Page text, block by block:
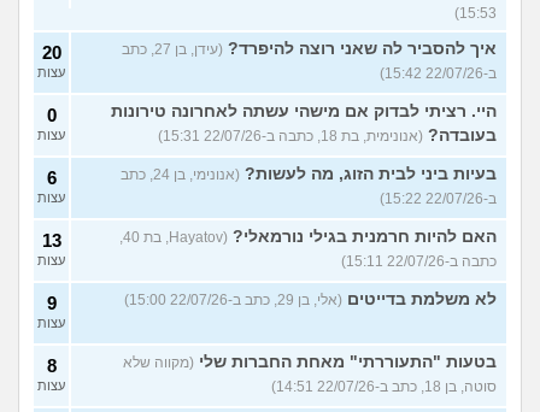
15:53)
איך להסביר לה שאני רוצה להיפרד?
(עידן, בן 27, כתב
ב-22/07/26 15:42)
20
עצות
היי. רציתי לבדוק אם מישהי עשתה לאחרונה טירונות
בעובדה? (אנונימית, בת 18, כתבה ב-22/07/26 15:31)
0
עצות
בעיות ביני לבית הזוג, מה לעשות?
(אנונימי, בן 24, כתב
ב-22/07/26 15:22)
6
עצות
האם להיות חרמנית בגילי נורמאלי?
(Hayatov, בת 40,
כתבה ב-22/07/26 15:11)
13
עצות
לא משלמת בדייטים (אלי, בן 29, כתב ב-22/07/26 15:00) 9
עצות
בטעות "התעוררתי" מאחת החברות שלי (מקווה שלא
סוטה, בן 18, כתב ב-22/07/26 14:51)
8
עצות